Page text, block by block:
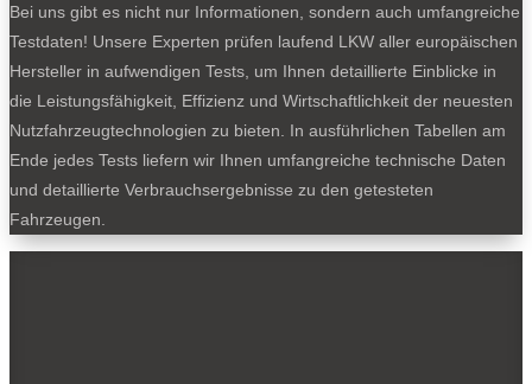
Bei uns gibt es nicht nur Informationen, sondern auch umfangreiche
Testdaten! Unsere Experten prüfen laufend LKW aller europäischen
Hersteller in aufwendigen Tests, um Ihnen detaillierte Einblicke in
die Leistungsfähigkeit, Effizienz und Wirtschaftlichkeit der neuesten
Nutzfahrzeugtechnologien zu bieten. In ausführlichen Tabellen am
Ende jedes Tests liefern wir Ihnen umfangreiche technische Daten
und detaillierte Verbrauchsergebnisse zu den getesteten
Fahrzeugen.